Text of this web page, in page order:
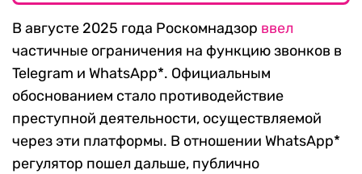
В августе 2025 года Роскомнадзор ввел
частичные ограничения на функцию звонков в
Telegram и WhatsApp*. Официальным
обоснованием стало противодействие
преступной деятельности, осуществляемой
через эти платформы. В отношении WhatsApp*
регулятор пошел дальше, публично